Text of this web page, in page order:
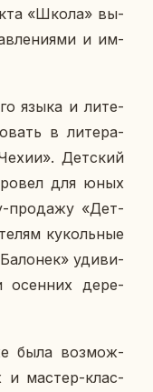
«Школа» вы­
и им­
языка и ли­те­
в ли­те­ра­
Дет­ский
для юных
про­да­жу «Дет­
ку­коль­ные
уди­ви­
осен­них де­ре­
была воз­мож­
и мастер-клас­